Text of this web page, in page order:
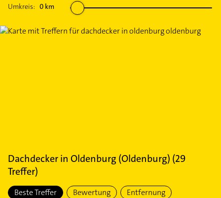
Umkreis: 0 km
Dachdeckerin Oldenburg (Oldenburg) (29
Treffer)
Beste Treffer Bewertung Entfernung